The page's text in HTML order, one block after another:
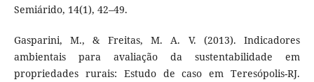
Semiárido, 14(1), 42–49.
Gasparini, M., & Freitas, M. A. V. (2013). Indicadores
ambientais para avaliação da sustentabilidade em
propriedades rurais: Estudo de caso em Teresópolis-RJ.